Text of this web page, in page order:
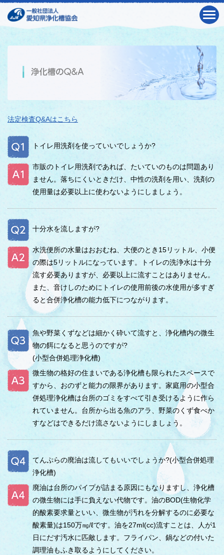
法定検査Q&Aはこちら
トイレ用洗剤を使っていいでしょうか?
市販のトイレ用洗剤であれば、たいていのものは問題あり
ません。落ちにくいときだけ、中性の洗剤を用い、洗剤の
使用量は必要以上に使わないようにしましょう。
十分水を流しますが?
水洗便所の水量はおおむね、大便のとき15リットル、小便
の際は5リットルになっています。トイレの洗浄水は十分
流す必要ありますが、必要以上に流すことはありません。
また、音けしのためにトイレの使用前後の水使用が多すぎ
ると合併浄化槽の能力低下につながります。
魚や野菜くずなどは細かく砕いて流すと、浄化槽内の微生
物の餌になると思うのですが?
(小型合併処理浄化槽)
微生物の格好の住まいである浄化槽も限られたスペースで
すから、おのずと能力の限界があります。家庭用の小型合
併処理浄化槽は台所のゴミをすべて引き受けるように作ら
れていません。台所から出る魚のアラ、野菜のくず食べか
すなどはできるだけ流さないようにしましょう。
てんぷらの廃油は流してもいいでしょうか?(小型合併処理
浄化槽)
廃油は台所のパイプが詰まる原因にもなりますし、浄化槽
の微生物には手に負えない代物です。油のBOD(生物化学
的酸素要求量といい、微生物が汚れを分解するのに必要な
酸素量)は150万㎎/ℓです。油を27ml(cc)流すことは、人が1
日にだす汚水に匹敵します。フライパン、鍋などの付いた
調理油もふき取るようにしてください。